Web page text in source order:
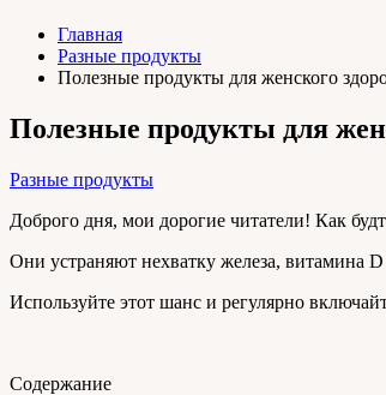
Главная
Разные продукты
Полезные продукты для женского
Полезные продукты для
Разные продукты
Доброго дня, мои дорогие читатели! Как
Они устраняют нехватку железа, витамина
Используйте этот шанс и регулярно
Содержание